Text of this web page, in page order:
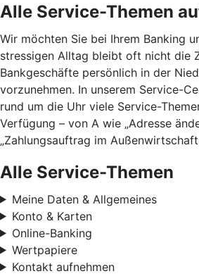
Alle Service-Themen
Wir möchten Sie bei Ihrem Banking
stressigen Alltag bleibt oft nicht die
Bankgeschäfte persönlich in der
vorzunehmen. In unserem Service-
rund um die Uhr viele Service-
Verfügung – von A wie „Adresse
„Zahlungsauftrag im
Alle Service-Themen
Meine Daten & Allgemeines
Konto & Karten
Online-Banking
Wertpapiere
Kontakt aufnehmen